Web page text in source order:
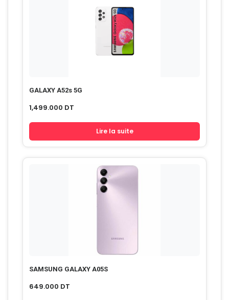
GALAXY A52s 5G
1,499.000 DT
Lire la suite
SAMSUNG GALAXY A05S
649.000 DT